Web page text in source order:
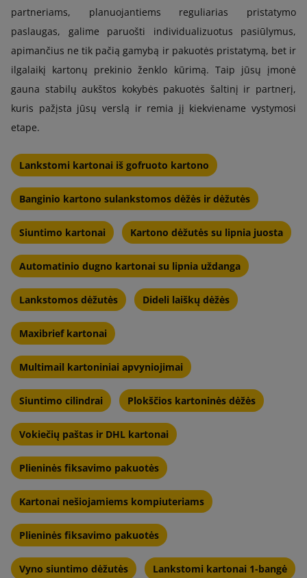
partneriams, planuojantiems reguliarias pristatymo
paslaugas, galime paruošti individualizuotus pasiūlymus,
apimančius ne tik pačią gamybą ir pakuotės pristatymą, bet ir
ilgalaikį kartonų prekinio ženklo kūrimą. Taip jūsų įmonė
gauna stabilų aukštos kokybės pakuotės šaltinį ir partnerį,
kuris pažįsta jūsų verslą ir remia jį kiekviename vystymosi
etape.
Lankstomi kartonai iš gofruoto kartono
Banginio kartono sulankstomos dėžės ir dėžutės
Siuntimo kartonai Kartono dėžutės su lipnia juosta
Automatinio dugno kartonai su lipnia uždanga
Lankstomos dėžutės Dideli laiškų dėžės
Maxibrief kartonai
Multimail kartoniniai apvyniojimai
Siuntimo cilindrai Plokščios kartoninės dėžės
Vokiečių paštas ir DHL kartonai
Plieninės fiksavimo pakuotės
Kartonai nešiojamiems kompiuteriams
Plieninės fiksavimo pakuotės
Vyno siuntimo dėžutės Lankstomi kartonai 1-bangė